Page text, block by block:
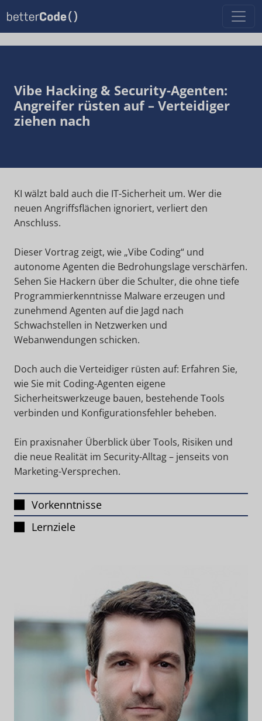
Vibe Hacking & Security-Agenten:
Angreifer rüsten auf – Verteidiger
ziehen nach
KI wälzt bald auch die IT-Sicherheit um. Wer die
neuen Angriffsflächen ignoriert, verliert den
Anschluss.
Dieser Vortrag zeigt, wie „Vibe Coding“ und
autonome Agenten die Bedrohungslage verschärfen.
Sehen Sie Hackern über die Schulter, die ohne tiefe
Programmierkenntnisse Malware erzeugen und
zunehmend Agenten auf die Jagd nach
Schwachstellen in Netzwerken und
Webanwendungen schicken.
Doch auch die Verteidiger rüsten auf: Erfahren Sie,
wie Sie mit Coding-Agenten eigene
Sicherheitswerkzeuge bauen, bestehende Tools
verbinden und Konfigurationsfehler beheben.
Ein praxisnaher Überblick über Tools, Risiken und
die neue Realität im Security-Alltag – jenseits von
Marketing-Versprechen.
Vorkenntnisse
Lernziele